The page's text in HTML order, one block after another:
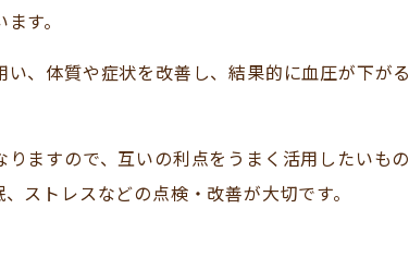
す。
、体質や症状を改善し、結果的に血圧が下がる
ますので、互いの利点をうまく活用したいもの
ストレスなどの点検・改善が大切です。